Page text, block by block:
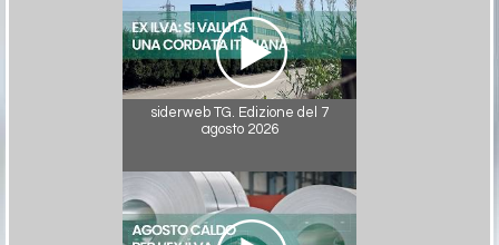
siderweb TG. Edizione del 7
agosto 2026